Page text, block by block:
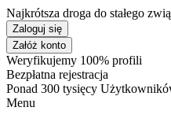
Najkrótsza droga do stałego
Zaloguj się
Załóż konto
Weryfikujemy 100% profili
Bezpłatna rejestracja
Ponad 300 tysięcy
Menu